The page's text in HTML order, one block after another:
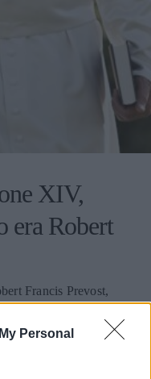
Personal
XIV,
era Robert
Francis Prevost,
succede a Papa
ambiente, diritti e